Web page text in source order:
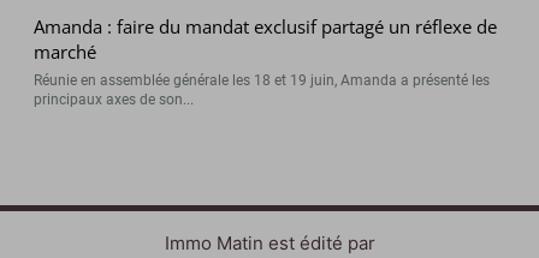
Amanda : faire du mandat exclusif partagé un réflexe de
marché
Réunie en assemblée générale les 18 et 19 juin, Amanda a présenté les
principaux axes de son...
Immo Matin est édité par